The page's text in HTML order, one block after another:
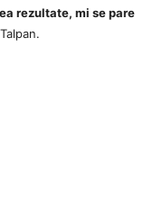
rezultate, mi se pare